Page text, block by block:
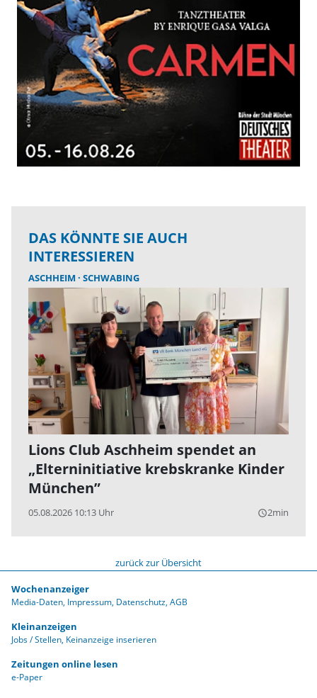
DAS KÖNNTE SIE AUCH
INTERESSIEREN
ASCHHEIM SCHWABING
Lions Club Aschheim spendet an
„Elterninitiative krebskranke Kinder
München”
05.08.2026 10:13 Uhr query_builder2min
zurück zur Übersicht
Wochenanzeiger
Media-Daten Impressum Datenschutz AGB
Kleinanzeigen
Jobs / Stellen Keinanzeige inserieren
Zeitungen online lesen
e-Paper